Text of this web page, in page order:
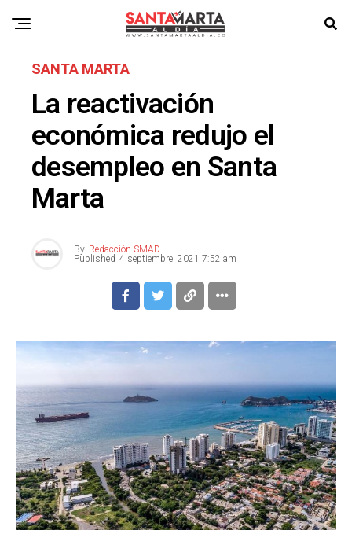
SANTA MARTA
La reactivación
económica redujo el
desempleo en Santa
Marta
By Redacción SMAD
Published 4 septiembre, 2021 7:52 am